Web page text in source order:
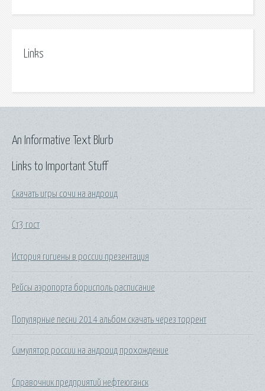
Links
Links to Important Stuff
Скачать игры сочи на андроид
Ст3 гост
История гигиены в россии презентация
Рейсы аэропорта борисполь расписание
Популярные песни 2014 альбом скачать через торрент
Симулятор россии на андроид прохождение
Справочник предприятий нефтеюганск
An Informative Text Blurb